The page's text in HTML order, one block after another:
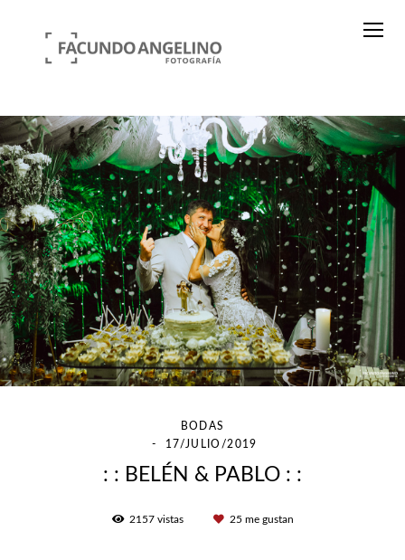
BODAS
17/JULIO/2019
: : BELÉN & PABLO : :
2157vistas 25 me gustan